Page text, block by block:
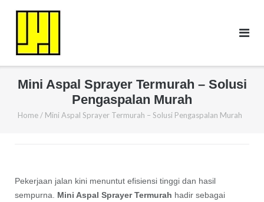
Mini Aspal Sprayer Termurah – Solusi
Pengaspalan Murah
Home / Mini Aspal Sprayer Termurah – Solusi Pengaspalan Murah
Pekerjaan jalan kini menuntut efisiensi tinggi dan hasil
sempurna. Mini Aspal Sprayer Termurah hadir sebagai